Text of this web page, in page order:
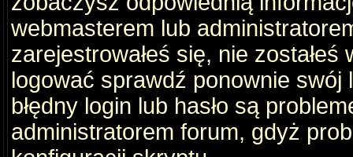
webmasterem lub
zarejestrowałeś się, nie
logować sprawdź ponownie swój
błędny login lub hasło są
administratorem forum, gdyż